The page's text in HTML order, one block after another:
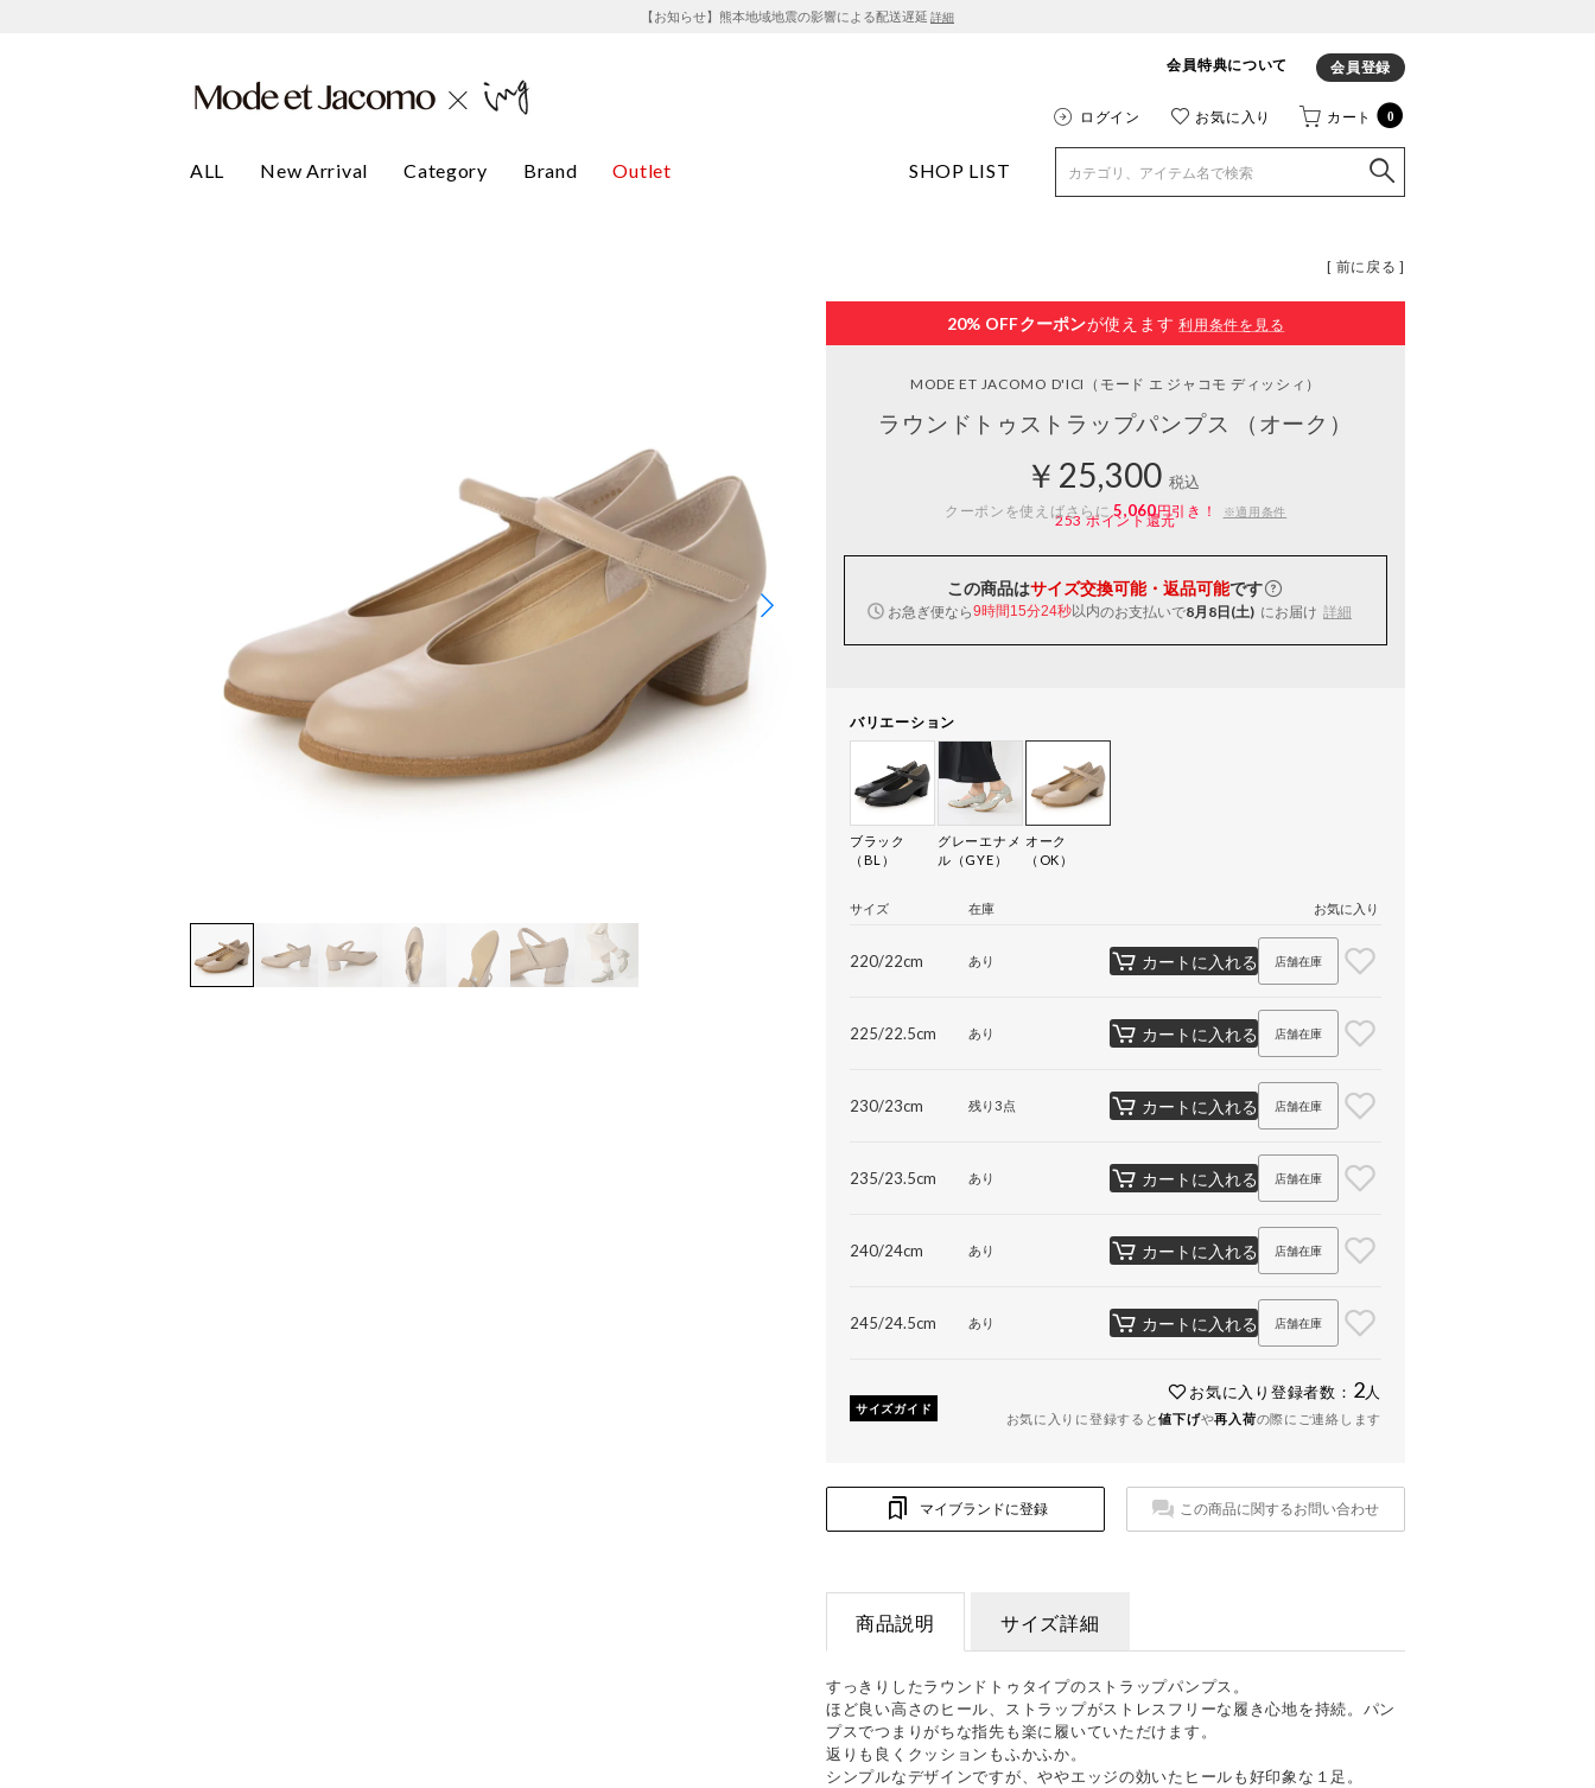
【お知らせ】熊本地域地震の影響による配送遅延 詳細
会員特典について 会員登録
ログイン お気に入り カート 0
ALL New Arrival Category Brand Outlet SHOP LIST
[ 前に戻る ]
20% OFFクーポンが使えます 利用条件を見る
MODE ET JACOMO D'ICI （モード エ ジャコモ ディッシィ）
ラウンドトゥストラップパンプス （オーク）
￥25,300 税込
クーポンを使えばさらに5,060円引き！ ※適用条件
253ポイント還元
この商品はサイズ交換可能・返品可能です
お急ぎ便なら9時間15分24秒以内のお支払いで8月8日(土) にお届け 詳細
バリエーション
ブラック
（BL）
グレーエナメ
ル（GYE）
オーク
（OK）
サイズ 在庫 お気に入り
220/22cm あり カートに入れる 店舗在庫
225/22.5cm あり カートに入れる 店舗在庫
230/23cm 残り3点 カートに入れる 店舗在庫
235/23.5cm あり カートに入れる 店舗在庫
240/24cm あり カートに入れる 店舗在庫
245/24.5cm あり カートに入れる 店舗在庫
サイズガイド
お気に入り登録者数： 2 人
お気に入りに登録すると値下げや再入荷の際にご連絡します
マイブランドに登録 この商品に関するお問い合わせ
商品説明 サイズ詳細
すっきりしたラウンドトゥタイプのストラップパンプス。
ほど良い高さのヒール、ストラップがストレスフリーな履き心地を持続。パン
プスでつまりがちな指先も楽に履いていただけます。
返りも良くクッションもふかふか。
シンプルなデザインですが、ややエッジの効いたヒールも好印象な１足。